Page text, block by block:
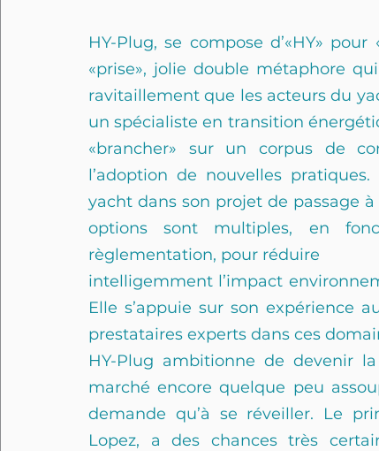
HY-Plug, se compose d’«HY»
«prise», jolie double métaphore
ravitaillement que les acteurs du
un spécialiste en transition
«brancher» sur un corpus de
l’adoption de nouvelles
yacht dans son projet de passage
options sont multiples, en
règlementation, pour réduire
intelligemment l’impact
Elle s’appuie sur son expérience
prestataires experts dans ces
HY-Plug ambitionne de devenir
marché encore quelque peu
demande qu’à se réveiller. Le
Lopez, a des chances très